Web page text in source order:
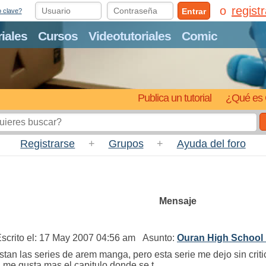
Cursos Videotutoriales Comic
Publica un tutorial ¿Qué es
clave? Entrar
Registrarse + Grupos + Ayuda del foro
Mensaje
el: 17 May 2007 04:56 am Asunto: Ouran High School
las series de arem manga, pero esta serie me dejo sin